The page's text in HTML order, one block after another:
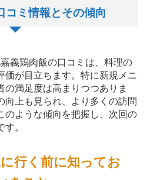
コミ情報とその傾向
鶏肉飯の口コミは、料理の
価が目立ちます。特に新規メニ
の満足度は高まりつつありま
向上も見られ、より多くの訪問
のような傾向を把握し、次回の
。
行く前に知ってお